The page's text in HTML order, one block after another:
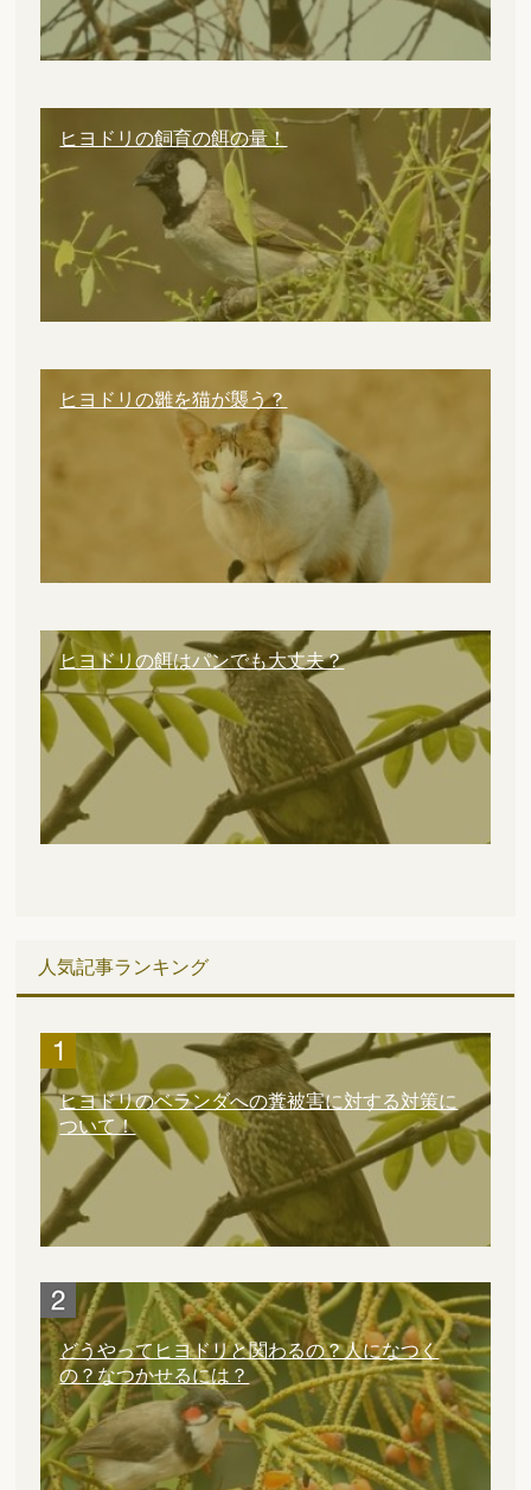
ヒヨドリの飼育の餌の量！
ヒヨドリの雛を猫が襲う？
ヒヨドリの餌はパンでも大丈夫？
人気記事ランキング
ヒヨドリのベランダへの糞被害に対する対策に
ついて！
どうやってヒヨドリと関わるの？人になつく
の？なつかせるには？